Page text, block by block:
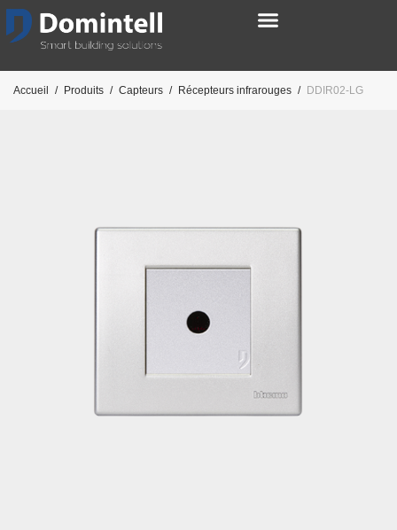
Accueil / Produits / Capteurs / Récepteurs infrarouges / DDIR02-LG